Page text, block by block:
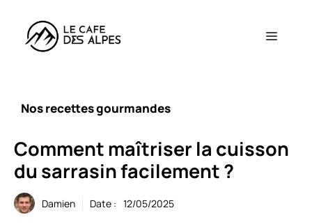
contenu
Menu
Nos recettes gourmandes
Comment maîtriser la cuisson
du sarrasin facilement ?
Damien Date : 12/05/2025